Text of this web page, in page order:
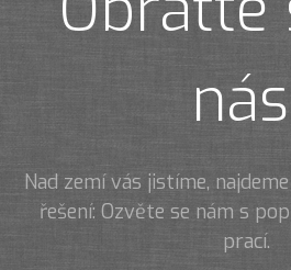
Nad zemí vás jistíme,
řešení: Ozvěte se nám s
prací.